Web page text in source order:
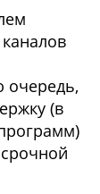
очередь,
(в